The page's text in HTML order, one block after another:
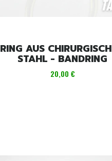
RING AUS
STAHL - BANDRING
Preis
20,00 €